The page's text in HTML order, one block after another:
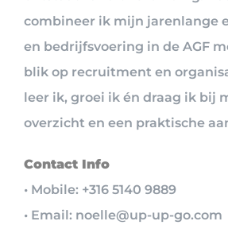
combineer ik mijn jarenlange
en bedrijfsvoering in de AGF
blik op recruitment en
leer ik, groei ik én draag ik bij
overzicht en een praktische
Contact Info
• Mobile: +316 5140 9889
• Email: noelle@up-up-go.com